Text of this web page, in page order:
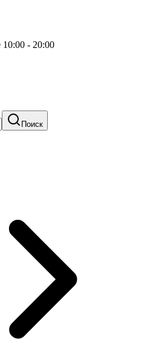
10:00 - 20:00
Поиск